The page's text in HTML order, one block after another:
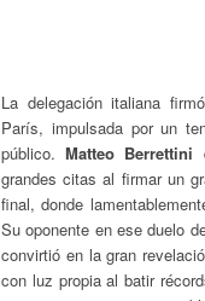
La delegación italiana
París, impulsada por un
público.Matteo Berrettini
grandes citas al firmar un
final, donde
Su oponente en ese duelo
convirtió en la gran
con luz propia al batir